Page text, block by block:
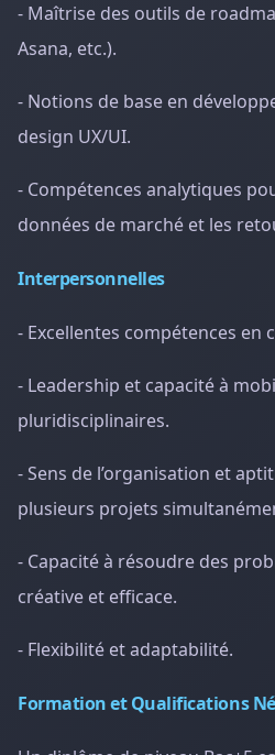
- Maîtrise des outils de
Asana, etc.).
- Notions de base en
design UX/UI.
- Compétences analytiques
données de marché et les
Interpersonnelles
- Excellentes compétences en
- Leadership et capacité à
pluridisciplinaires.
- Sens de l’organisation et
plusieurs projets
- Capacité à résoudre des
créative et efficace.
- Flexibilité et adaptabilité.
Formation et Qualifications